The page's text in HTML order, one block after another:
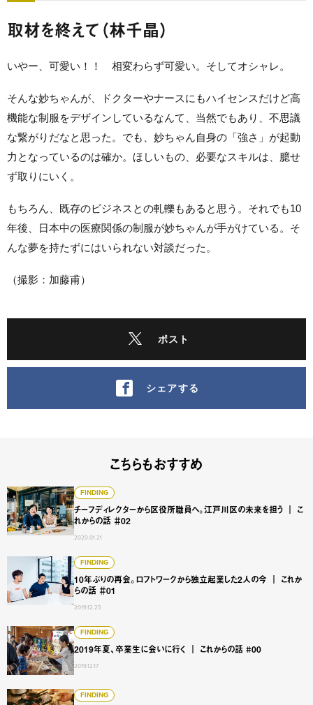
取材を終えて（林千晶）
いやー、可愛い！！ 相変わらず可愛い。そしてオシャレ。
そんな妙ちゃんが、ドクターやナースにもハイセンスだけど高
機能な制服をデザインしているなんて、当然でもあり、不思議
な繋がりだなと思った。でも、妙ちゃん自身の「強さ」が起動
力となっているのは確か。ほしいもの、必要なスキルは、臆せ
ず取りにいく。
もちろん、既存のビジネスとの軋轢もあると思う。それでも10
年後、日本中の医療関係の制服が妙ちゃんが手がけている。そ
んな夢を持たずにはいられない対談だった。
（撮影：加藤甫）
ポスト
シェアする
こちらもおすすめ
FINDING
チーフディレクターから区役所職員へ。江戸川区の未来を担う ｜ こ
れからの話 ＃02
2020.01.21
チーフディレクターから区役所職員へ。江戸川区の未来を担
FINDING
10年ぶりの再会。ロフトワークから独立起業した2人の今 ｜ これか
らの話 ＃01
2019.12.25
10年ぶりの再会。ロフトワークから独立起業した2人の今 ｜
FINDING
2019年夏、卒業生に会いに行く ｜ これからの話 #00
2019.12.17
2019年夏、卒業生に会いに行く ｜ これからの話 #00
FINDING
見えない価値は「うまく語る」だけでは届かない 技術・研